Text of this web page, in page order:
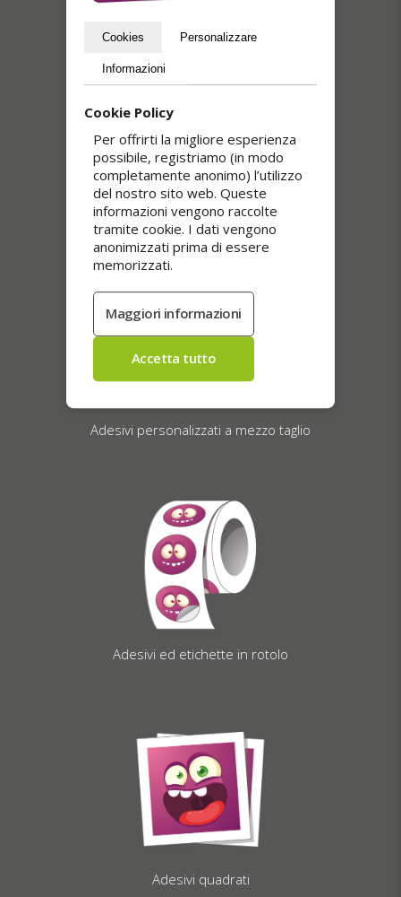
Adesivi personalizzati a mezzo taglio
Adesivi ed etichette in rotolo
Adesivi quadrati
Cookies Personalizzare
Informazioni
Cookie Policy
Per offrirti la migliore esperienza
possibile, registriamo (in modo
completamente anonimo) l’utilizzo
del nostro sito web. Queste
informazioni vengono raccolte
tramite cookie. I dati vengono
anonimizzati prima di essere
memorizzati.